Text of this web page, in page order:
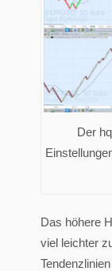
Der
Das höhere
viel leichter